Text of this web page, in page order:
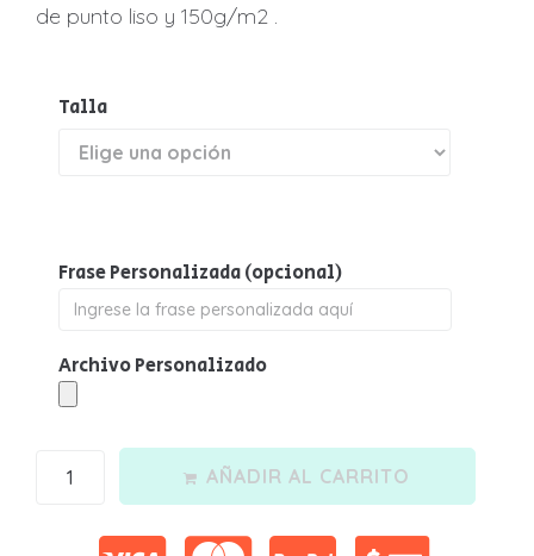
de punto liso y 150g/m2 .
Talla
Frase Personalizada(opcional)
Archivo Personalizado
AÑADIR AL CARRITO
Telefono*